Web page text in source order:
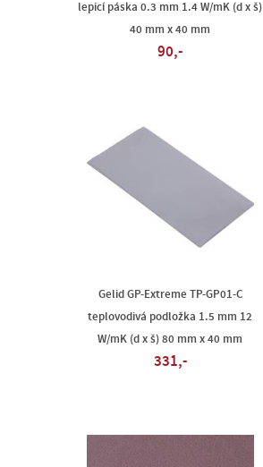
lepicí páska 0.3 mm 1.4 W/mK (d x š)
40 mm x 40 mm
90,-
Gelid GP-Extreme TP-GP01-C
teplovodivá podložka 1.5 mm 12
W/mK (d x š) 80 mm x 40 mm
331,-